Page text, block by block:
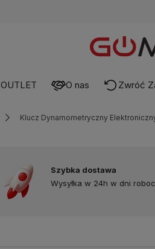
OUTLET O nas Zwróć
Klucz Dynamometryczny
Szybka dostawa
Wysyłka w 24h w dni